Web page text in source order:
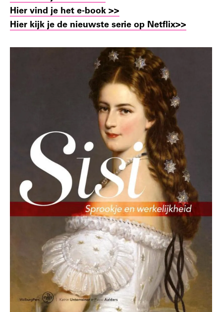
Hier vind je het e-book >>
Hier kijk je de nieuwste serie op Netflix>>